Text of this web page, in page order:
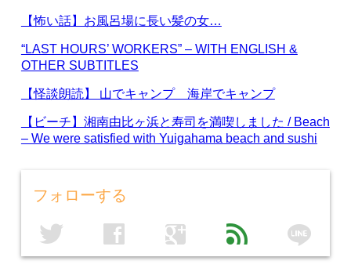
【怖い話】お風呂場に長い髪の女…
“LAST HOURS’ WORKERS” – WITH ENGLISH &
OTHER SUBTITLES
【怪談朗読】 山でキャンプ 海岸でキャンプ
【ビーチ】湘南由比ヶ浜と寿司を満喫しました / Beach
– We were satisfied with Yuigahama beach and sushi
フォローする
twitter facebook google feed line